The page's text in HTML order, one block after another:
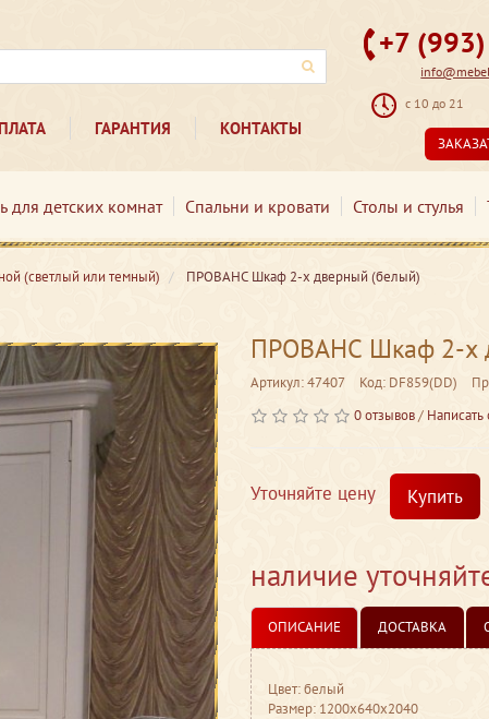
ГАРАНТИЯ КОНТАКТЫ
+7
с 10 до 21
для детских комнат Спальни и кровати Столы и стулья
(светлый или темный) ПРОВАНС Шкаф 2-х дверный (белый)
ПРОВАНС Шкаф 2-х
Артикул: 47407 Код: DF859(DD)
0 отзывов/ Написать
Уточняйте цену Купить
наличие
ОПИСАНИЕ ДОСТАВКА
Цвет: белый
Размер: 1200x640x2040